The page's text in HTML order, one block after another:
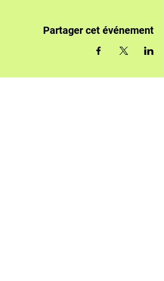
Partager cet événement